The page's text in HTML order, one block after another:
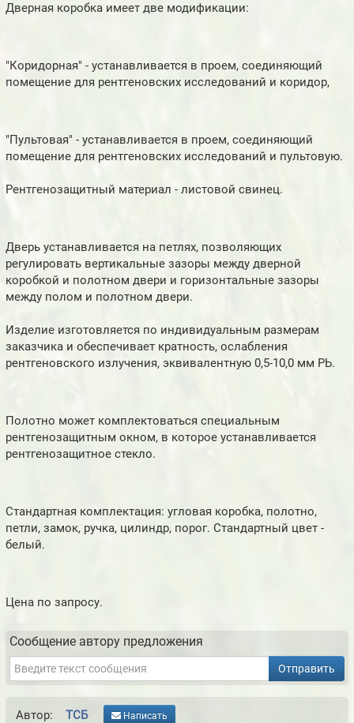
Дверная коробка имеет две модификации:
"Коридорная" - устанавливается в проем, соединяющий
помещение для рентгеновских исследований и коридор,
"Пультовая" - устанавливается в проем, соединяющий
помещение для рентгеновских исследований и пультовую.
Рентгенозащитный материал - листовой свинец.
Дверь устанавливается на петлях, позволяющих
регулировать вертикальные зазоры между дверной
коробкой и полотном двери и горизонтальные зазоры
между полом и полотном двери.
Изделие изготовляется по индивидуальным размерам
заказчика и обеспечивает кратность, ослабления
рентгеновского излучения, эквивалентную 0,5-10,0 мм РЬ.
Полотно может комплектоваться специальным
рентгенозащитным окном, в которое устанавливается
рентгенозащитное стекло.
Стандартная комплектация: угловая коробка, полотно,
петли, замок, ручка, цилиндр, порог. Стандартный цвет -
белый.
Цена по запросу.
Сообщение автору предложения
Отправить
Автор: ТСБ Написать